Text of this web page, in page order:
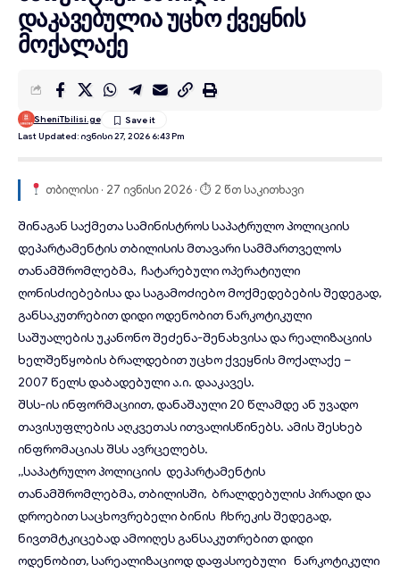
დაკავებულია უცხო ქვეყნის
მოქალაქე
Last Updated: Ივნისი 27, 2026 6:43 Pm
SheniTbilisi.ge
თბილისი · 27 ივნისი 2026 · ⏱ 2 წთ საკითხავი
შინაგან საქმეთა სამინისტროსსაპატრულო პოლიციის
დეპარტამენტის თბილისის მთავარი სამმართველოს
თანამშრომლებმა, ჩატარებული ოპერატიული
ღონისძიებებისა და საგამოძიებო მოქმედებების შედეგად,
განსაკუთრებით დიდი ოდენობით ნარკოტიკული
საშუალების უკანონო შეძენა-შენახვისა და რეალიზაციის
ხელშეწყობის ბრალდებით უცხო ქვეყნის მოქალაქე –
2007 წელს დაბადებული ა.ი. დააკავეს.
შსს-ის ინფორმაციით, დანაშაული 20 წლამდე ან უვადო
თავისუფლების აღკვეთას ითვალისწინებს. ამის შესხებ
ინფრომაციას შსს ავრცელებს.
,,საპატრულო პოლიციის დეპარტამენტის
თანამშრომლებმა, თბილისში, ბრალდებულის პირადი და
დროებით საცხოვრებელი ბინის ჩხრეკის შედეგად,
ნივთმტკიცებად ამოიღეს განსაკუთრებით დიდი
ოდენობით, სარეალიზაციოდ დაფასოებული ნარკოტიკული